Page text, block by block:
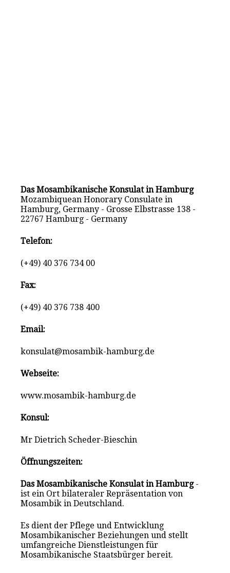
Das Mosambikanische Konsulat in Hamburg
Mozambiquean Honorary Consulate in
Hamburg, Germany - Grosse Elbstrasse 138 -
22767 Hamburg - Germany
Telefon:
(+49) 40 376 734 00
Fax:
(+49) 40 376 738 400
Email:
konsulat@mosambik-hamburg.de
Webseite:
www.mosambik-hamburg.de
Konsul:
Mr Dietrich Scheder-Bieschin
Öffnungszeiten:
Das Mosambikanische Konsulat in Hamburg-
ist ein Ort bilateraler Repräsentation von
Mosambik in Deutschland.
Es dient der Pflege und Entwicklung
Mosambikanischer Beziehungen und stellt
umfangreiche Dienstleistungen für
Mosambikanische Staatsbürger bereit.